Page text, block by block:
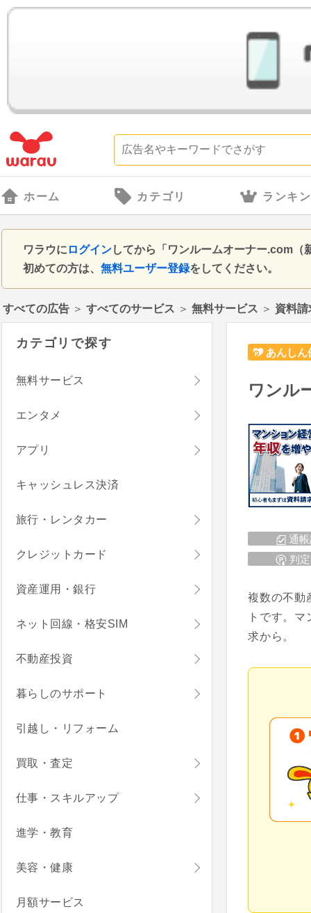
ホーム カテゴリ ランキ
ワラウに ログインしてから「ワンルームオーナー.com（
初めての方は、 無料ユーザー登録をしてください。
すべての広告 ＞ すべてのサービス ＞ 無料サービス ＞ 資料請
あんしん
ワンル
通
判
複数の不動
トです。
求から。
カテゴリで探す
無料サービス
エンタメ
アプリ
キャッシュレス決済
旅行・レンタカー
クレジットカード
資産運用・銀行
ネット回線・格安SIM
不動産投資
暮らしのサポート
引越し・リフォーム
買取・査定
仕事・スキルアップ
進学・教育
美容・健康
月額サービス